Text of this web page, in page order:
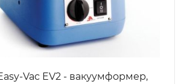
Vac EV2 - вакуумформер,